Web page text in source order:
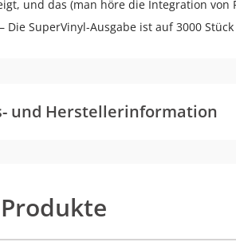
und das (man höre die Integration
Die SuperVinyl-Ausgabe ist auf 3000
und Herstellerinformation